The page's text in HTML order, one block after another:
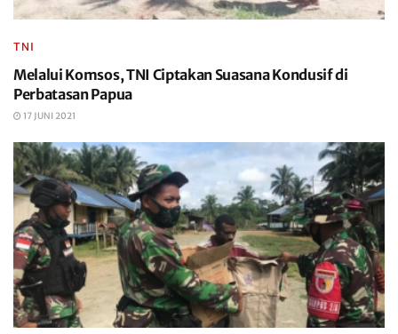
TNI
Melalui Komsos, TNI Ciptakan Suasana Kondusif di
Perbatasan Papua
17 JUNI 2021